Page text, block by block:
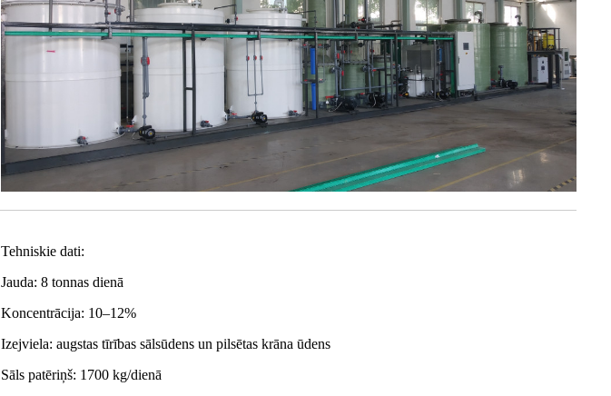
Tehniskie dati:
Jauda: 8 tonnas dienā
Koncentrācija: 10–12%
Izejviela: augstas tīrības sālsūdens un pilsētas krāna ūdens
Sāls patēriņš: 1700 kg/dienā